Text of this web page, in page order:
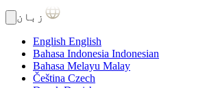
زبان
English English
Bahasa Indonesia Indonesian
Bahasa Melayu Malay
Čeština Czech